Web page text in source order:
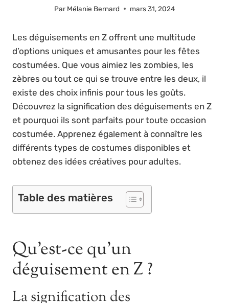
Par Mélanie Bernard mars 31, 2024
Les déguisements en Z offrent une multitude
d’options uniques et amusantes pour les fêtes
costumées. Que vous aimiez les zombies, les
zèbres ou tout ce qui se trouve entre les deux, il
existe des choix infinis pour tous les goûts.
Découvrez la signification des déguisements en Z
et pourquoi ils sont parfaits pour toute occasion
costumée. Apprenez également à connaître les
différents types de costumes disponibles et
obtenez des idées créatives pour adultes.
Table des matières
Qu’est-ce qu’un
déguisement en Z ?
La signification des